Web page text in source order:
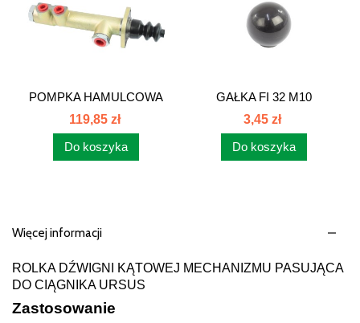
POMPKA HAMULCOWA
Z...
119,85 zł
Do koszyka
GAŁKA FI 32 M10
G32M10
3,45 zł
Do koszyka
Więcej informacji
ROLKA DŹWIGNI KĄTOWEJ MECHANIZMU PASUJĄCA
DO CIĄGNIKA URSUS
Zastosowanie